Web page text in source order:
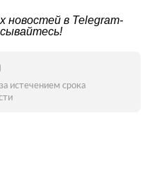
новостей в Telegram-
истечением срока